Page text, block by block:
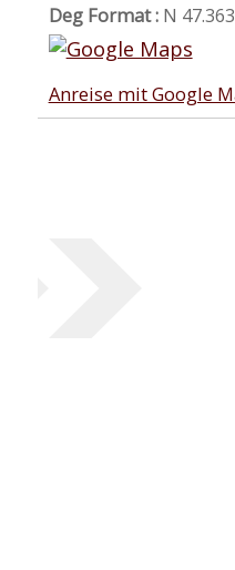
Deg Format : N
Anreise mit Google